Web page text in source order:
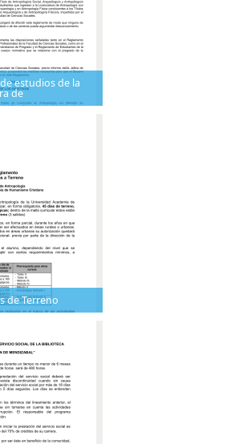
estudios de la
de
de Terreno